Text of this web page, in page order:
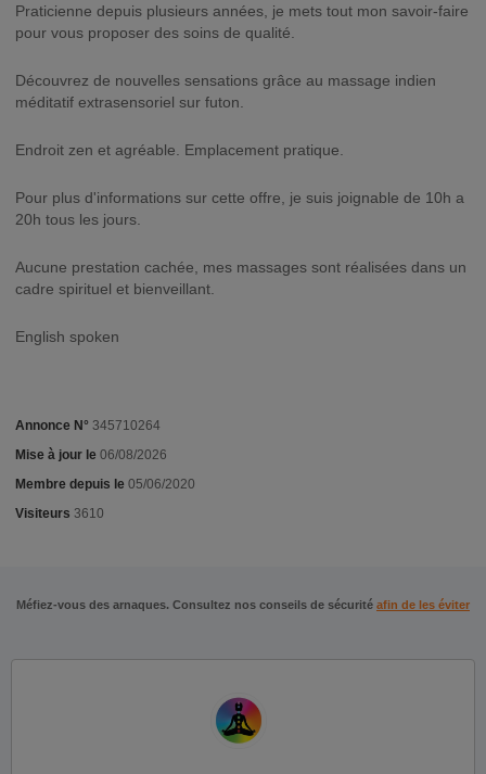
Praticienne depuis plusieurs années, je mets tout mon savoir-faire
pour vous proposer des soins de qualité.
Découvrez de nouvelles sensations grâce au massage indien
méditatif extrasensoriel sur futon.
Endroit zen et agréable. Emplacement pratique.
Pour plus d'informations sur cette offre, je suis joignable de 10h a
20h tous les jours.
Aucune prestation cachée, mes massages sont réalisées dans un
cadre spirituel et bienveillant.
English spoken
Annonce N° 345710264
Mise à jour le 06/08/2026
Membre depuis le 05/06/2020
Visiteurs 3610
Méfiez-vous des arnaques. Consultez nos conseils de sécurité afin de les éviter